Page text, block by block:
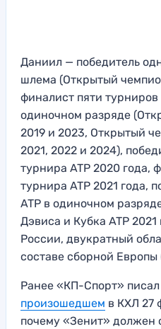
Даниил — победитель
шлема (Открытый
финалист пяти
одиночном разряде
2019 и 2023, Открытый
2021, 2022 и 2024),
турнира ATP 2020 года,
турнира ATP 2021 года,
ATP в одиночном
Дэвиса и Кубка ATP
России, двукратный
составе сборной Европы
Ранее «КП-Спорт» писал
произошедшем в КХЛ 27
почему «Зенит» должен